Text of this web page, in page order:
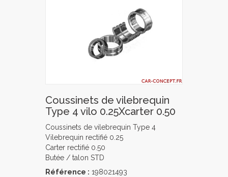
Coussinets de vilebrequin
Type 4 vilo 0.25Xcarter 0.50
Coussinets de vilebrequin Type 4
Vilebrequin rectifié 0.25
Carter rectifié 0.50
Butée / talon STD
Référence : 198021493